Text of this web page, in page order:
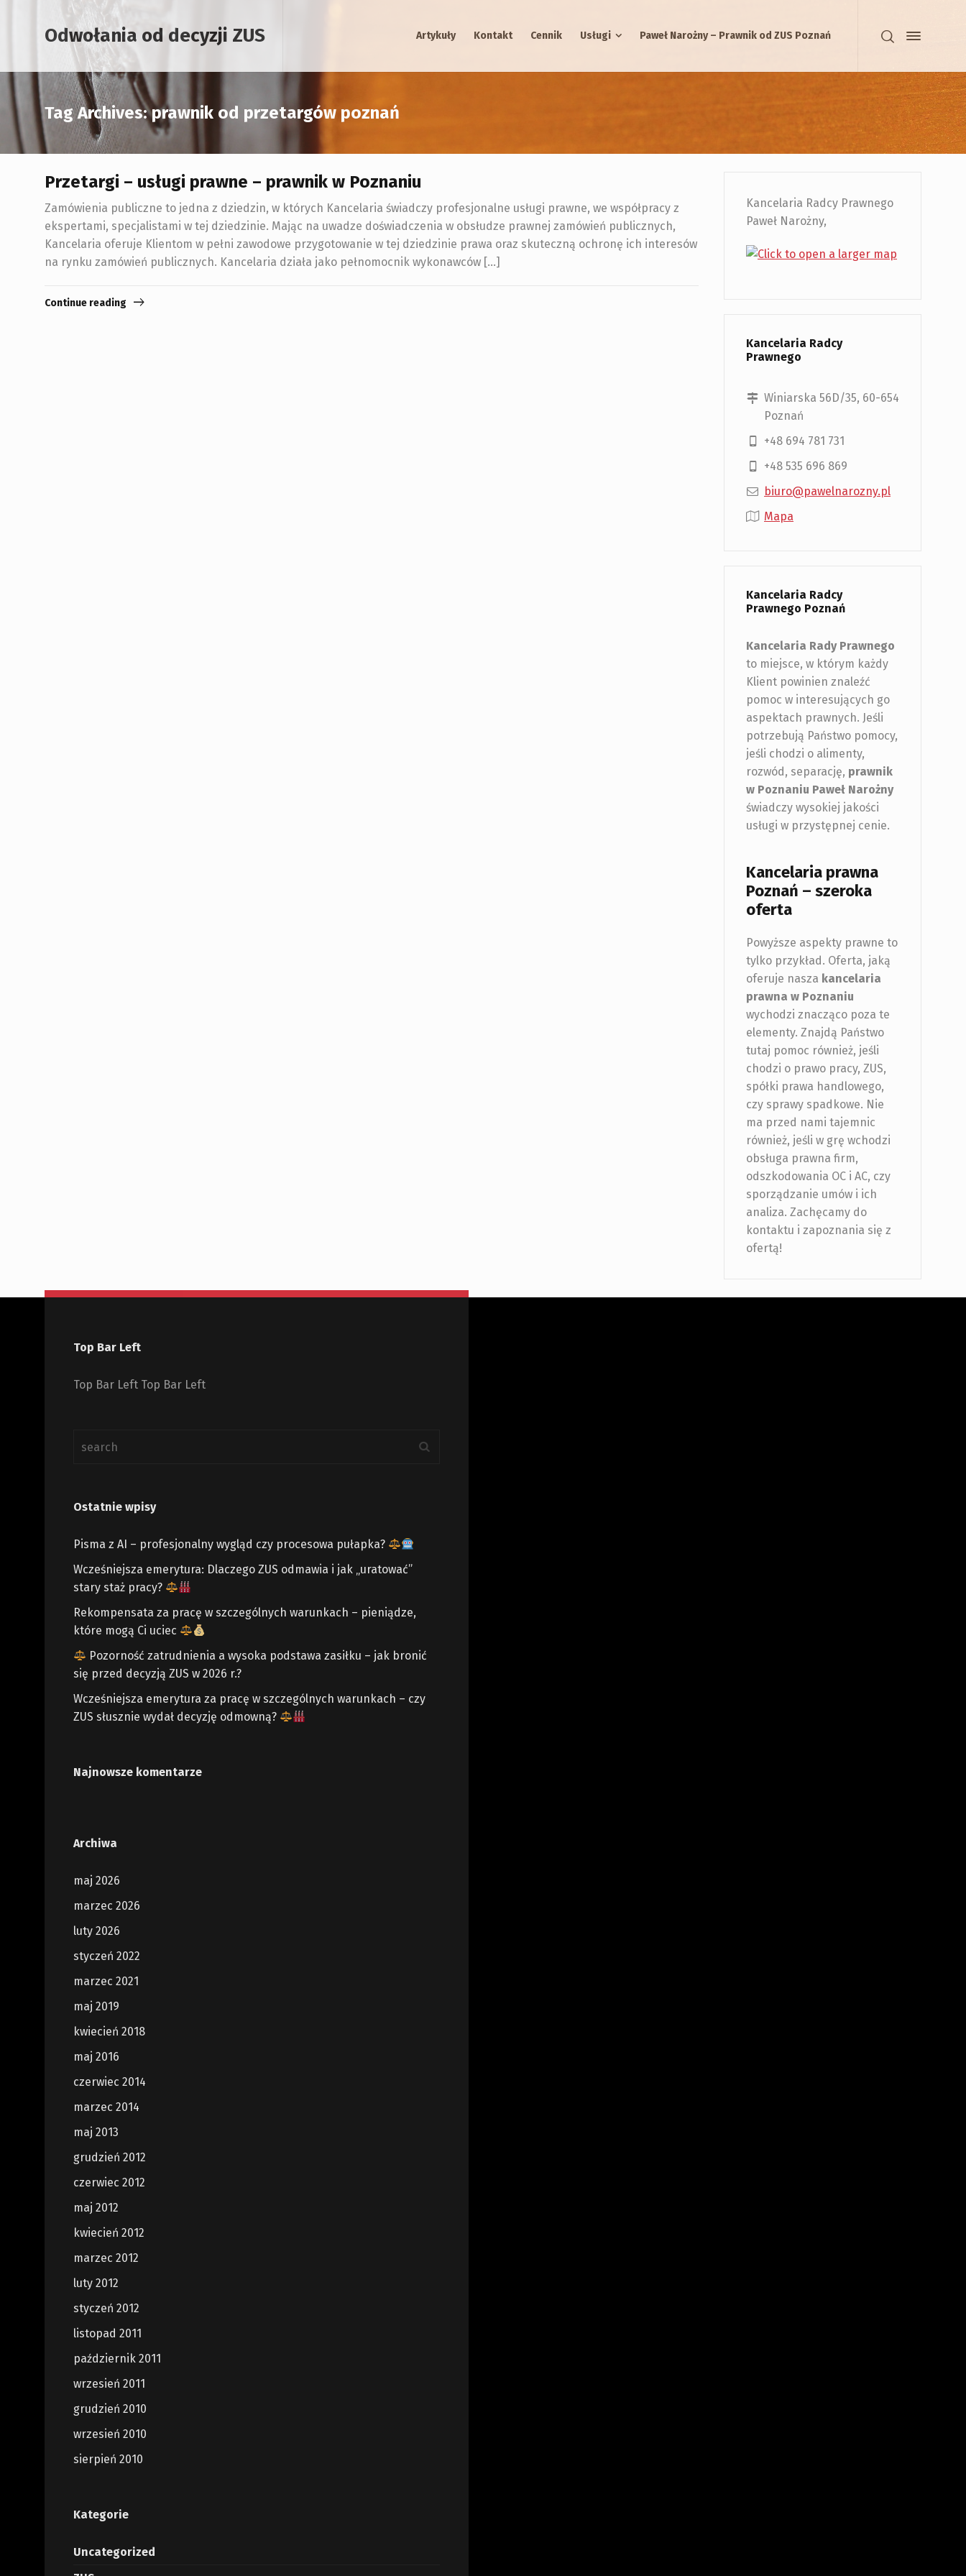
Odwołania od decyzji ZUS Artykuły Kontakt Cennik Usługi Paweł Narożny – Prawnik od ZUS Poznań
Tag Archives: prawnik od przetargów poznań
Przetargi – usługi prawne – prawnik w Poznaniu
Zamówienia publiczne to jedna z dziedzin, w których Kancelaria świadczy profesjonalne usługi prawne, we współpracy z
ekspertami, specjalistami w tej dziedzinie. Mając na uwadze doświadczenia w obsłudze prawnej zamówień publicznych,
Kancelaria oferuje Klientom w pełni zawodowe przygotowanie w tej dziedzinie prawa oraz skuteczną ochronę ich interesów
na rynku zamówień publicznych. Kancelaria działa jako pełnomocnik wykonawców […]
Continue reading
Kancelaria Radcy Prawnego
Paweł Narożny,
Kancelaria Radcy
Prawnego
Winiarska 56D/35, 60-654
Poznań
+48 694 781 731
+48 535 696 869
biuro@pawelnarozny.pl
Mapa
Kancelaria Radcy
Prawnego Poznań
Kancelaria Rady Prawnego
to miejsce, w którym każdy
Klient powinien znaleźć
pomoc w interesujących go
aspektach prawnych. Jeśli
potrzebują Państwo pomocy,
jeśli chodzi o alimenty,
rozwód, separację, prawnik
w Poznaniu Paweł Narożny
świadczy wysokiej jakości
usługi w przystępnej cenie.
Kancelaria prawna
Poznań – szeroka
oferta
Powyższe aspekty prawne to
tylko przykład. Oferta, jaką
oferuje nasza kancelaria
prawna w Poznaniu
wychodzi znacząco poza te
elementy. Znajdą Państwo
tutaj pomoc również, jeśli
chodzi o prawo pracy, ZUS,
spółki prawa handlowego,
czy sprawy spadkowe. Nie
ma przed nami tajemnic
również, jeśli w grę wchodzi
obsługa prawna firm,
odszkodowania OC i AC, czy
sporządzanie umów i ich
analiza. Zachęcamy do
kontaktu i zapoznania się z
ofertą!
Top Bar Left
Top Bar Left Top Bar Left
Ostatnie wpisy
Pisma z AI – profesjonalny wygląd czy procesowa pułapka?
Wcześniejsza emerytura: Dlaczego ZUS odmawia i jak „uratować”
stary staż pracy?
Rekompensata za pracę w szczególnych warunkach – pieniądze,
które mogą Ci uciec
Pozorność zatrudnienia a wysoka podstawa zasiłku – jak bronić
się przed decyzją ZUS w 2026 r.?
Wcześniejsza emerytura za pracę w szczególnych warunkach – czy
ZUS słusznie wydał decyzję odmowną?
Najnowsze komentarze
Archiwa
maj 2026
marzec 2026
luty 2026
styczeń 2022
marzec 2021
maj 2019
kwiecień 2018
maj 2016
czerwiec 2014
marzec 2014
maj 2013
grudzień 2012
czerwiec 2012
maj 2012
kwiecień 2012
marzec 2012
luty 2012
styczeń 2012
listopad 2011
październik 2011
wrzesień 2011
grudzień 2010
wrzesień 2010
sierpień 2010
Kategorie
Uncategorized